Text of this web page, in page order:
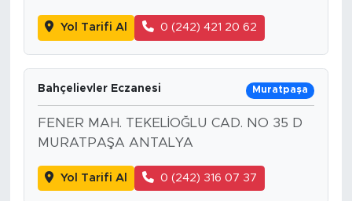
Yol Tarifi Al 0 (242) 421 20 62
Bahçelievler Eczanesi Muratpaşa
FENER MAH. TEKELİOĞLU CAD. NO 35 D
MURATPAŞA ANTALYA
Yol Tarifi Al 0 (242) 316 07 37